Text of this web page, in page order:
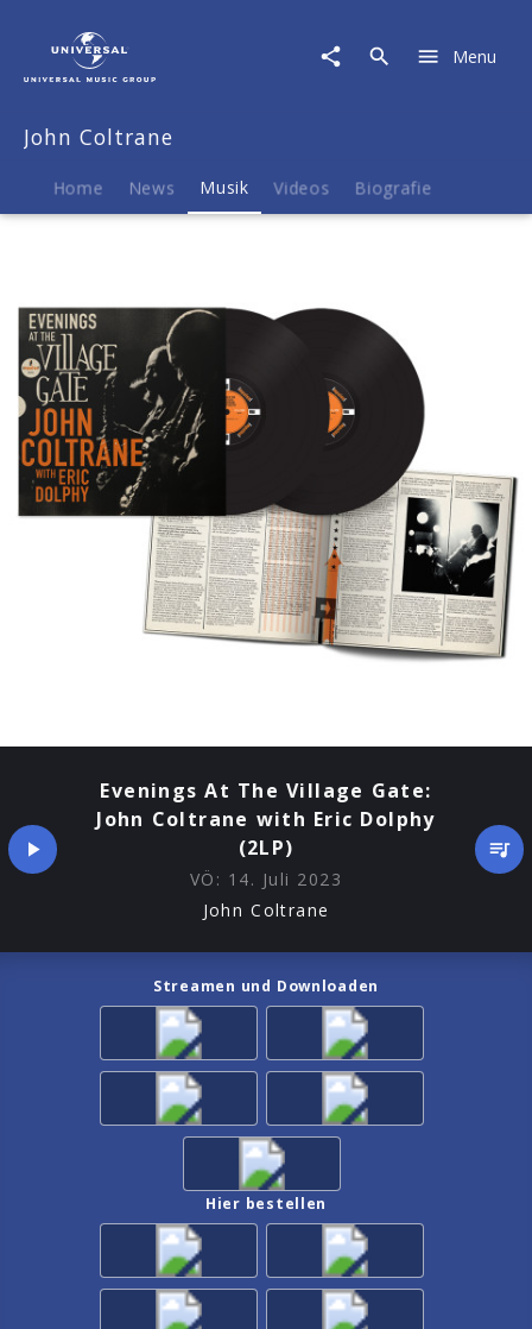
Musik
Evenings
Village
with
Eric
Dolphy
(2LP)
Menu
John Coltrane
Home News Musik Videos Biografie
Evenings At The Village Gate:
John Coltrane with Eric Dolphy
(2LP)
VÖ: 14. Juli 2023
John Coltrane
Streamen und Downloaden
Hier bestellen